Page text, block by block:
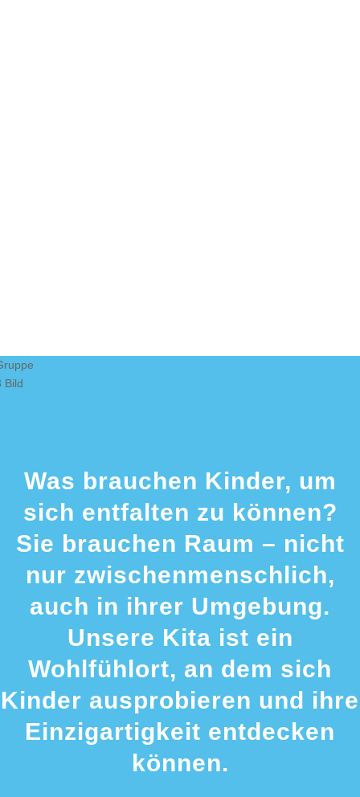
Was brauchen Kinder, um
sich entfalten zu können?
Sie brauchen Raum – nicht
nur zwischenmenschlich,
auch in ihrer Umgebung.
Unsere Kita ist ein
Wohlfühlort, an dem sich
Kinder ausprobieren und ihre
Einzigartigkeit entdecken
können.